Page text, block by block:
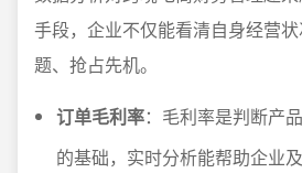
手段，企业不仅能看清自身经营
题、抢占先机。
订单毛利率：毛利率是判断产
的基础，实时分析能帮助企业及